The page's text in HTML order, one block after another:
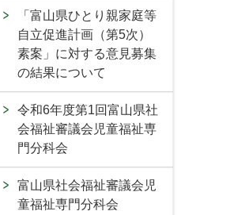
「富山県ひとり親家庭等
自立促進計画（第5次）
素案」に対する意見募集
の結果について
令和6年度第1回富山県社
会福祉審議会児童福祉専
門分科会
富山県社会福祉審議会児
童福祉専門分科会